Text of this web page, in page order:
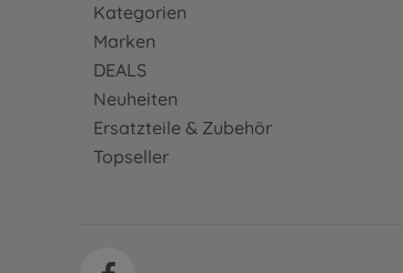
Kategorien
Marken
DEALS
Neuheiten
Ersatzteile & Zubehör
Topseller